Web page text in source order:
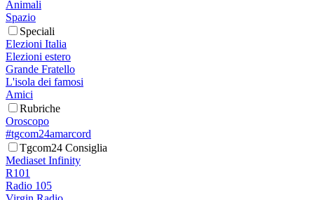
Animali
Spazio
Speciali
Elezioni Italia
Elezioni estero
Grande Fratello
L'isola dei famosi
Amici
Rubriche
Oroscopo
#tgcom24amarcord
Tgcom24 Consiglia
Mediaset Infinity
R101
Radio 105